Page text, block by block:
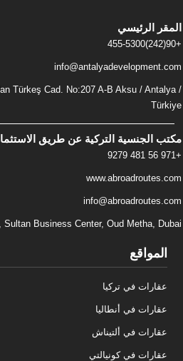
المقر الرئيسي
+90(242)455-5300
info@antalyadevelopment.com
Türkeş Cad. No:207 A-B Aksu / Antalya /
Türkiye
مكتب الجنسية التركية عن طريق
+971 56 481 9279
www.abroadroutes.com
info@abroadroutes.com
Business Center, Oud Metha, Dubai
المواقع
عقارات في تركيا
عقارات في أنطاليا
عقارات في ألتيناش
عقارات في كونيالتي